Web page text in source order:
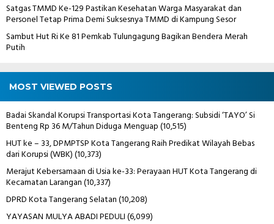
Satgas TMMD Ke-129 Pastikan Kesehatan Warga Masyarakat dan
Personel Tetap Prima Demi Suksesnya TMMD di Kampung Sesor
Sambut Hut Ri Ke 81 Pemkab Tulungagung Bagikan Bendera Merah
Putih
MOST VIEWED POSTS
Badai Skandal Korupsi Transportasi Kota Tangerang: Subsidi ‘TAYO’ Si
Benteng Rp 36 M/Tahun Diduga Menguap(10,515)
HUT ke – 33, DPMPTSP Kota Tangerang Raih Predikat Wilayah Bebas
dari Korupsi (WBK)(10,373)
Merajut Kebersamaan di Usia ke-33: Perayaan HUT Kota Tangerang di
Kecamatan Larangan(10,337)
DPRD Kota Tangerang Selatan(10,208)
YAYASAN MULYA ABADI PEDULI(6,099)